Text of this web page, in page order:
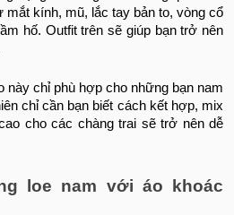
mắt kính, mũ, lắc tay bản to, vòng cổ
hố. Outfit trên sẽ giúp bạn trở nên
này chỉ phù hợp cho những bạn nam
chỉ cần bạn biết cách kết hợp, mix
cho các chàng trai sẽ trở nên dễ
loe nam với áo khoác